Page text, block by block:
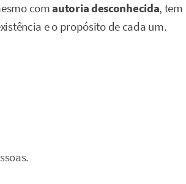
comautoria desconhecida, tem
e o propósito de cada um.